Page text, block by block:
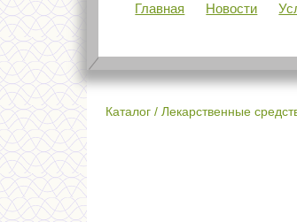
Главная Новости
Каталог / Лекарственные